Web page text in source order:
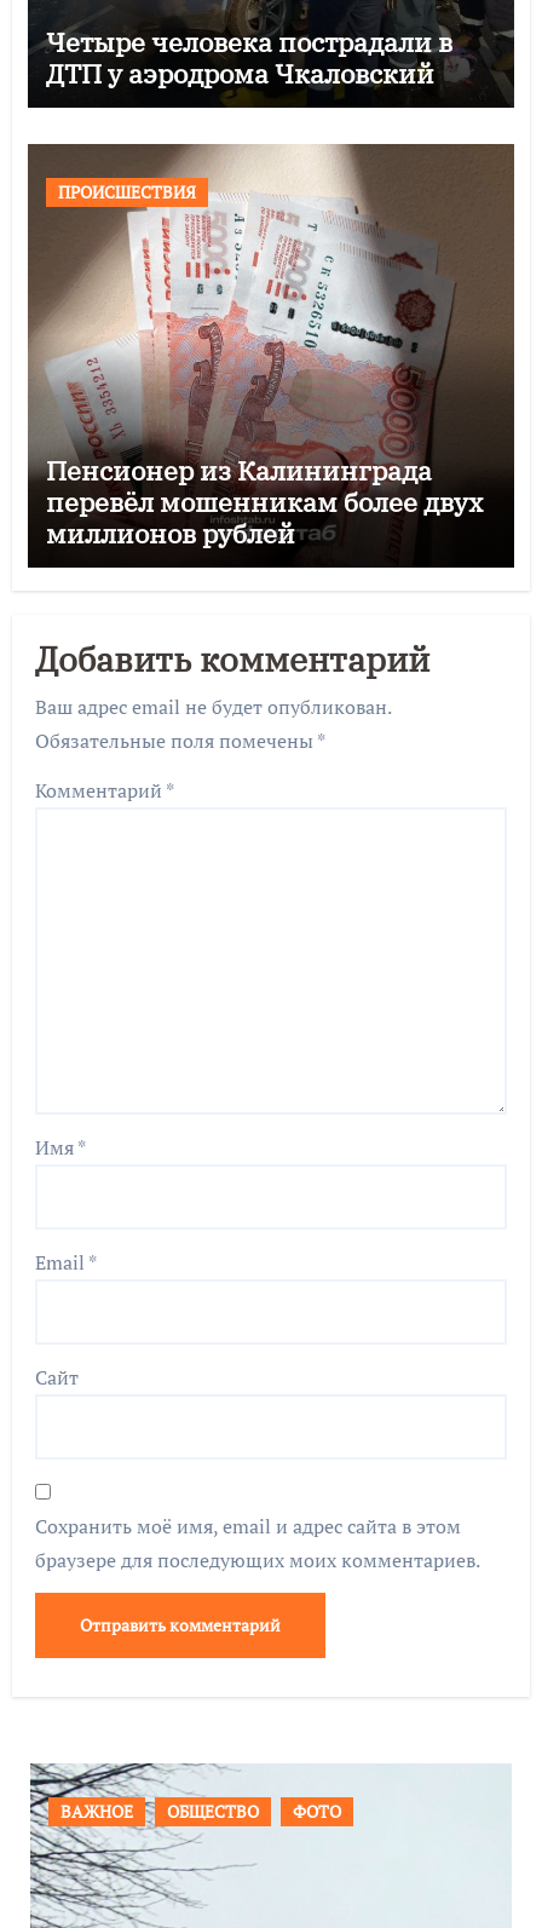
Четыре человека пострадали в
ДТП у аэродрома Чкаловский
ПРОИСШЕСТВИЯ
Пенсионер из Калининграда
перевёл мошенникам более двух
миллионов рублей
Добавить комментарий
Ваш адрес email не будет опубликован.
Обязательные поля помечены *
Комментарий *
Имя*
Email *
Сайт
Сохранить моё имя, email и адрес сайта в этом
браузере для последующих моих комментариев.
ПРОИСШЕСТВИЯ ФОТО